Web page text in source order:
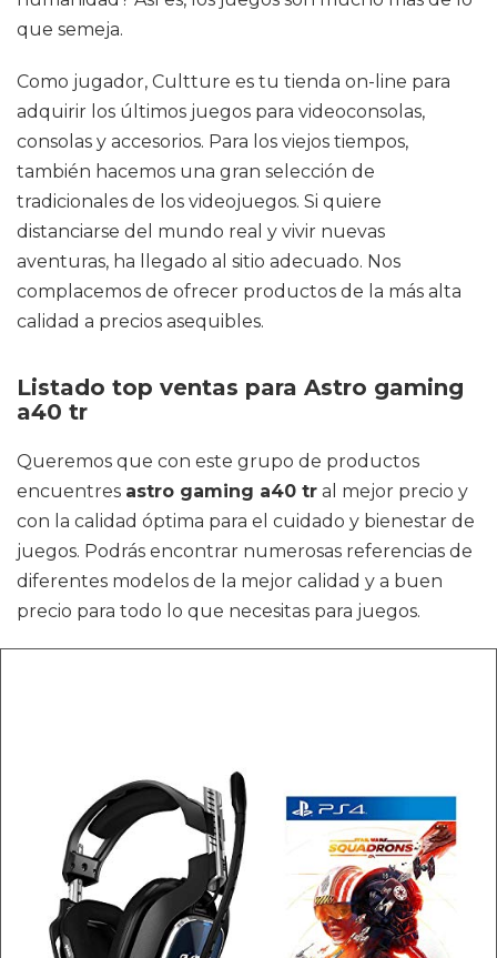
que semeja.
Como jugador, Cultture es tu tienda on-line para
adquirir los últimos juegos para videoconsolas,
consolas y accesorios. Para los viejos tiempos,
también hacemos una gran selección de
tradicionales de los videojuegos. Si quiere
distanciarse del mundo real y vivir nuevas
aventuras, ha llegado al sitio adecuado. Nos
complacemos de ofrecer productos de la más alta
calidad a precios asequibles.
Listado top ventas para Astro gaming
a40 tr
Queremos que con este grupo de productos
encuentres astro gaming a40 tr al mejor precio y
con la calidad óptima para el cuidado y bienestar de
juegos. Podrás encontrar numerosas referencias de
diferentes modelos de la mejor calidad y a buen
precio para todo lo que necesitas para juegos.